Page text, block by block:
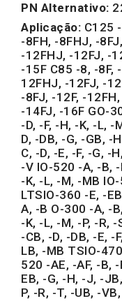
PN Alternativo:
Aplicação: C125
-8FH, -8FHJ, -
-12FHJ, -12FJ, -
-15F C85 -8, -8F,
12FHJ, -12FJ, -
-8FJ, -12F, -
-14FJ, -16F GO-
-D, -F, -H, -K, -L, -
D, -DB, -G, -GB, -
C, -D, -E, -F, -G, -
-V IO-520 -A, -B, -
-K, -L, -M, -MB
LTSIO-360 -E, -
A, -B O-300 -A, -
-K, -L, -M, -P, -R,
-CB, -D, -DB, -E, -
LB, -MB TSIO-
520 -AE, -AF, -B,
EB, -G, -H, -J, -
P, -R, -T, -UB, -